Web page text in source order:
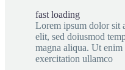
fast loading
Lorem ipsum dolor sit
elit, sed doiusmod
magna aliqua. Ut
exercitation ullamco